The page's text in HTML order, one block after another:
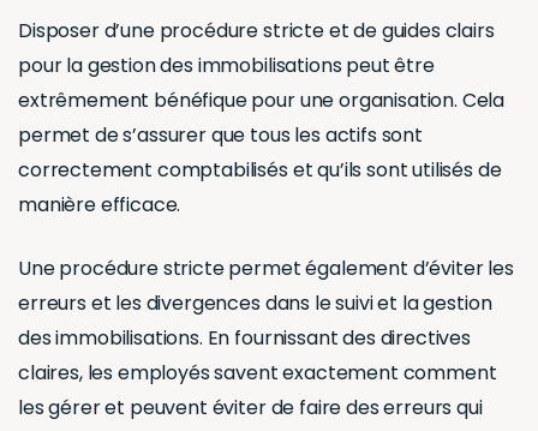
Disposer d’une procédure stricte et de guides clairs
pour la gestion des immobilisations peut être
extrêmement bénéfique pour une organisation. Cela
permet de s’assurer que tous les actifs sont
correctement comptabilisés et qu’ils sont utilisés de
manière efficace.
Une procédure stricte permet également d’éviter les
erreurs et les divergences dans le suivi et la gestion
des immobilisations. En fournissant des directives
claires, les employés savent exactement comment
les gérer et peuvent éviter de faire des erreurs qui